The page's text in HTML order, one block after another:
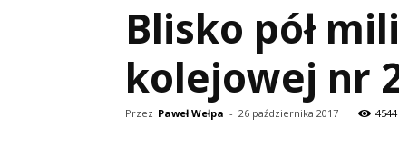
Blisko pół
kolejowej nr
Przez Paweł Wełpa - 26 października 2017 4544